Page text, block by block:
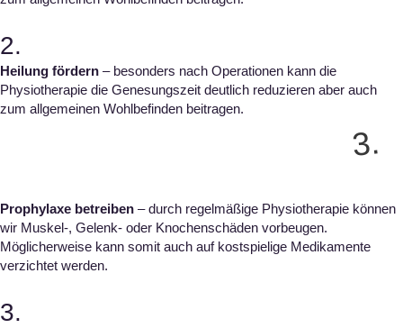
2.
Heilung fördern – besonders nach Operationen kann die
Physiotherapie die Genesungszeit deutlich reduzieren aber auch
zum allgemeinen Wohlbefinden beitragen.
3.
Prophylaxe betreiben – durch regelmäßige Physiotherapie können
wir Muskel-, Gelenk- oder Knochenschäden vorbeugen.
Möglicherweise kann somit auch auf kostspielige Medikamente
verzichtet werden.
3.